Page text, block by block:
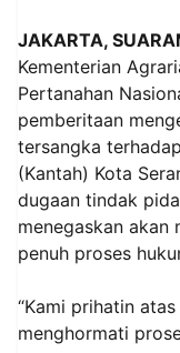
JAKARTA,
Kementerian
Pertanahan
pemberitaan
tersangka
(Kantah) Kota
dugaan tindak
menegaskan akan
penuh proses
“Kami prihatin
menghormati